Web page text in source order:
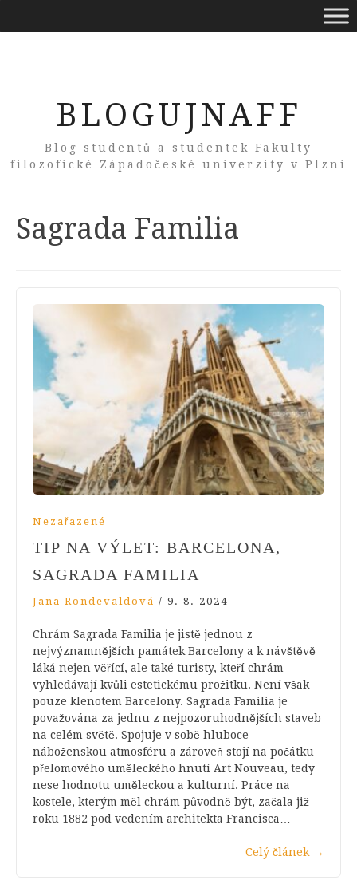
BLOGUJNAFF
Blog studentů a studentek Fakulty
filozofické Západočeské univerzity v Plzni
Tag:
Sagrada Familia
Nezařazené
TIP NA VÝLET: BARCELONA,
SAGRADA FAMILIA
Jana Rondevaldová / 9. 8. 2024
Chrám Sagrada Familia je jistě jednou z
nejvýznamnějších památek Barcelony a k návštěvě
láká nejen věřící, ale také turisty, kteří chrám
vyhledávají kvůli estetickému prožitku. Není však
pouze klenotem Barcelony. Sagrada Familia je
považována za jednu z nejpozoruhodnějších staveb
na celém světě. Spojuje v sobě hluboce
náboženskou atmosféru a zároveň stojí na počátku
přelomového uměleckého hnutí Art Nouveau, tedy
nese hodnotu uměleckou a kulturní. Práce na
kostele, kterým měl chrám původně být, začala již
roku 1882 pod vedením architekta Francisca…
Celý článek →